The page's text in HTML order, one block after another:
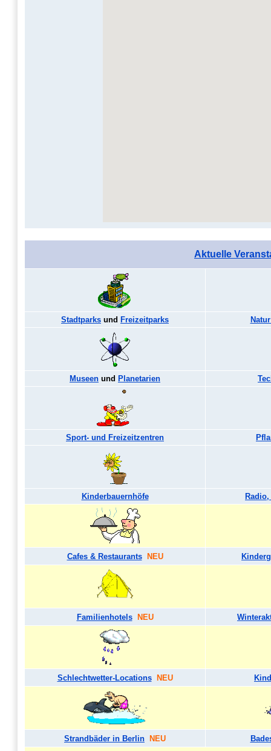
Aktuelle
Stadtparks und Freizeitparks
Museen und Planetarien
Sport- und Freizeitzentren
Kinderbauernhöfe
Cafes & Restaurants NEU
Familienhotels NEU
Schlechtwetter-Locations NEU
Strandbäder in Berlin NEU